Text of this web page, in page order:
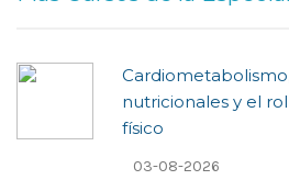
nutricionales y el
físico
03-08-2026